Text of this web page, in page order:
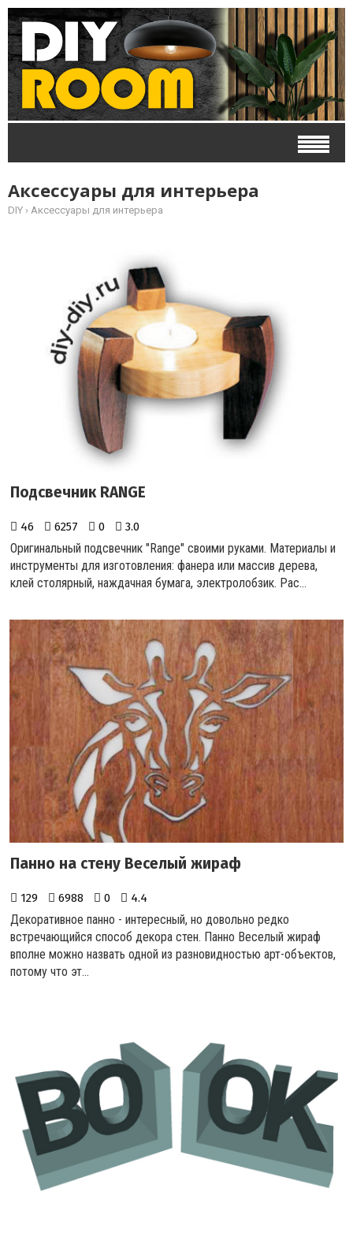
Аксессуары для интерьера
DIY › Аксессуары для интерьера
Подсвечник RANGE
46 6257 0 3.0
Оригинальный подсвечник "Range" своими руками. Материалы и
инструменты для изготовления: фанера или массив дерева,
клей столярный, наждачная бумага, электролобзик. Рас...
Панно на стену Веселый жираф
129 6988 0 4.4
Декоративное панно - интересный, но довольно редко
встречающийся способ декора стен. Панно Веселый жираф
вполне можно назвать одной из разновидностью арт-объектов,
потому что эт...